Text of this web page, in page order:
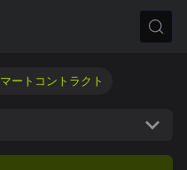
ートコントラクト